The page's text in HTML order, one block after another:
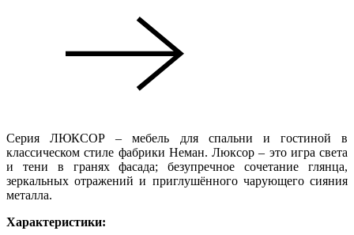
Серия ЛЮКСОР – мебель для спальни и гостиной в
классическом стиле фабрики Неман. Люксор – это игра света
и тени в гранях фасада; безупречное сочетание глянца,
зеркальных отражений и приглушённого чарующего сияния
металла.
Характеристики: